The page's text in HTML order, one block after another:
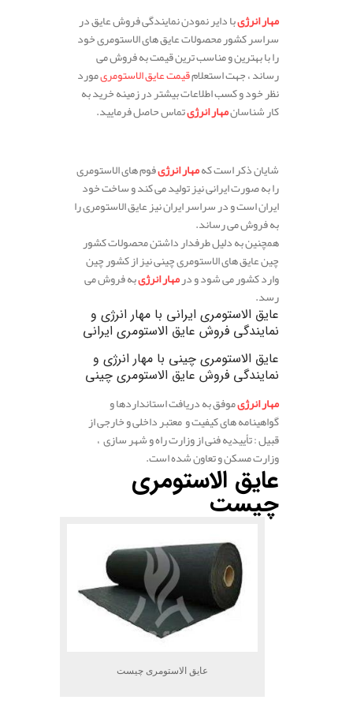
مهار انرژیبا دایر نمودن نمایندگی فروش عایق در
سراسر کشور محصولات عایق های الاستومری خود
را با بهترین و مناسب ترین قیمت به فروش می
رساند ، جهت استعلامقیمت عایق الاستومریمورد
نظر خود و کسب اطلاعات بیشتر در زمینه خرید به
کار شناسانمهار انرژیتماس حاصل فرمایید.
شایان ذکر است کهمهار انرژیفوم های الاستومری
را به صورت ایرانی نیز تولید می کند و ساخت خود
ایران است و در سراسر ایران نیز عایق الاستومری را
به فروش می رساند.
همچنین به دلیل طرفدار داشتن محصولات کشور
چین عایق های الاستومری چینی نیز از کشور چین
وارد کشور می شود و درمهار انرژیبه فروش می
رسد.
عایق الاستومری ایرانی با مهار انرژی و
نمایندگی فروش عایق الاستومری ایرانی
عایق الاستومری چینی با مهار انرژی و
نمایندگی فروش عایق الاستومری چینی
مهار انرژیموفق به دریافت استانداردها و
گواهینامه های کیفیت و معتبر داخلی و خارجی از
قبیل : تأییدیه فنی از وزارت راه و شهر سازی ،
وزارت مسکن و تعاون شده است.
عایق الاستومری
چیست
عایق الاستومری چیست